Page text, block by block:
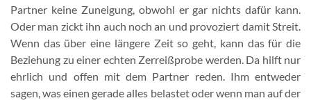
Partner keine Zuneigung, obwohl er gar nichts dafür kann.
Oder man zickt ihn auch noch an und provoziert damit Streit.
Wenn das über eine längere Zeit so geht, kann das für die
Beziehung zu einer echten Zerreißprobe werden. Da hilft nur
ehrlich und offen mit dem Partner reden. Ihm entweder
sagen, was einen gerade alles belastet oder wenn man auf der